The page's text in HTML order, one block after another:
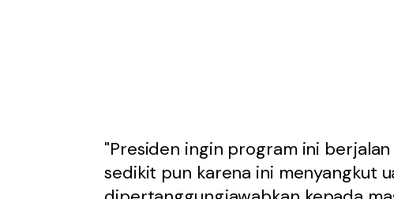
"Presiden ingin program ini
sedikit pun karena ini menyangkut